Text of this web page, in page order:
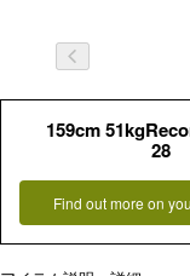
159cm
28
Find out more on